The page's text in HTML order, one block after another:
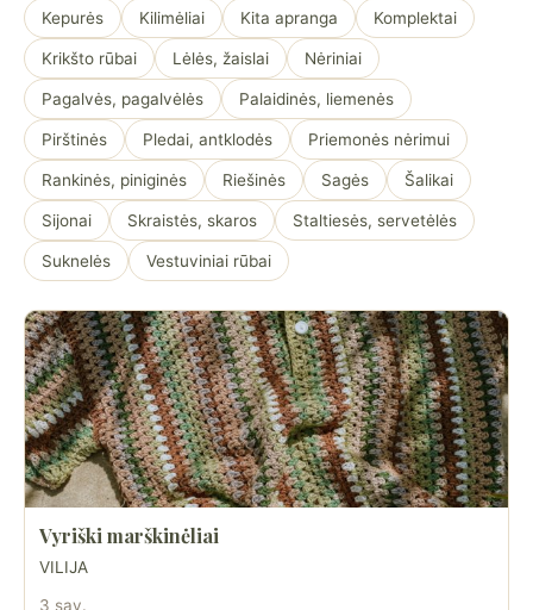
Kepurės Kilimėliai Kita apranga Komplektai
Krikšto rūbai Lėlės, žaislai Nėriniai
Pagalvės, pagalvėlės Palaidinės, liemenės
Pirštinės Pledai, antklodės Priemonės nėrimui
Rankinės, piniginės Riešinės Sagės Šalikai
Sijonai Skraistės, skaros Staltiesės, servetėlės
Suknelės Vestuviniai rūbai
Vyriški marškinėliai
VILIJA
3 sav.